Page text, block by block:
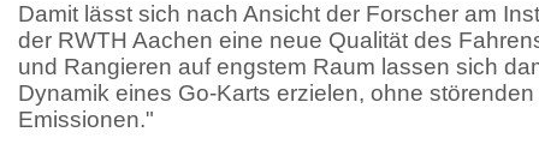
Damit lässt sich nach Ansicht der Forscher am
der RWTH Aachen eine neue Qualität des
und Rangieren auf engstem Raum lassen sich
Dynamik eines Go-Karts erzielen, ohne
Emissionen."